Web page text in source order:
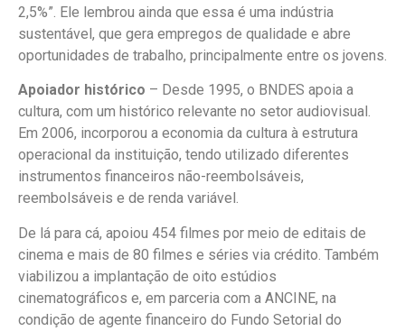
2,5%”. Ele lembrou ainda que essa é uma indústria
sustentável, que gera empregos de qualidade e abre
oportunidades de trabalho, principalmente entre os jovens.
Apoiador histórico – Desde 1995, o BNDES apoia a
cultura, com um histórico relevante no setor audiovisual.
Em 2006, incorporou a economia da cultura à estrutura
operacional da instituição, tendo utilizado diferentes
instrumentos financeiros não-reembolsáveis,
reembolsáveis e de renda variável.
De lá para cá, apoiou 454 filmes por meio de editais de
cinema e mais de 80 filmes e séries via crédito. Também
viabilizou a implantação de oito estúdios
cinematográficos e, em parceria com a ANCINE, na
condição de agente financeiro do Fundo Setorial do